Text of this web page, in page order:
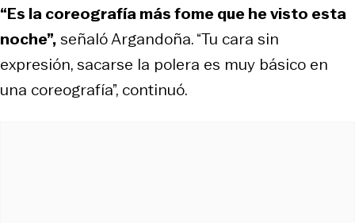
“Es la coreografía más fome que he visto esta
noche”,señaló Argandoña. “Tu cara sin
expresión, sacarse la polera es muy básico en
una coreografía”, continuó.